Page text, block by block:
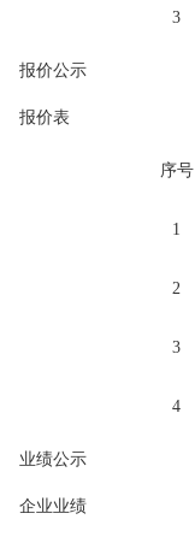
3
报价公示
报价表
序号
1
2
3
4
业绩公示
企业业绩